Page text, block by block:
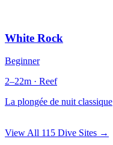
White Rock
Beginner
2–22m · Reef
La plongée de nuit classique
View All 115 Dive Sites →